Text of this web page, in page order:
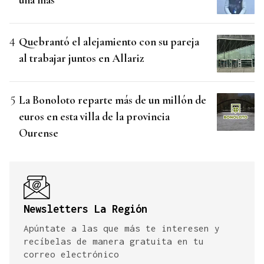
Quebrantó el alejamiento con su pareja
al trabajar juntos en Allariz
La Bonoloto reparte más de un millón de
euros en esta villa de la provincia
Ourense
Newsletters La Región
Apúntate a las que más te interesen y
recíbelas de manera gratuita en tu
correo electrónico